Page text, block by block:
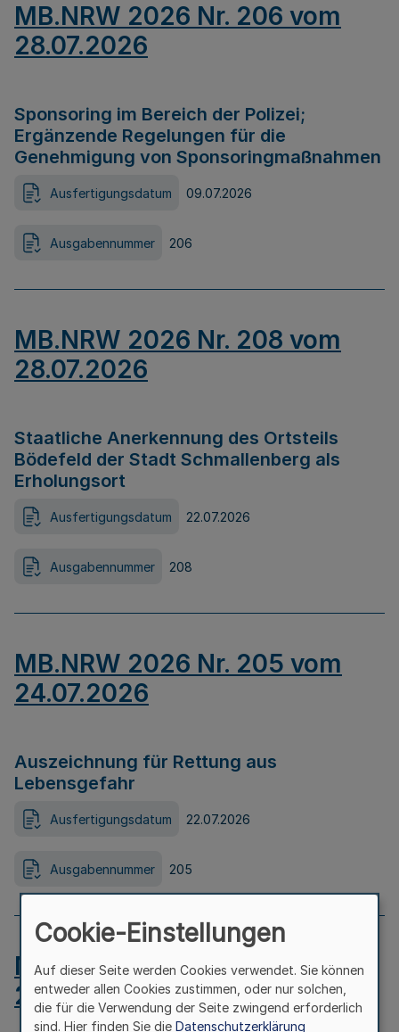
MB.NRW 2026 Nr. 206 vom
28.07.2026
Sponsoring im Bereich der Polizei;
Ergänzende Regelungen für die
Genehmigung von Sponsoringmaßnahmen
Ausfertigungsdatum 09.07.2026
Ausgabennummer 206
MB.NRW 2026 Nr. 208 vom
28.07.2026
Staatliche Anerkennung des Ortsteils
Bödefeld der Stadt Schmallenberg als
Erholungsort
Ausfertigungsdatum 22.07.2026
Ausgabennummer 208
MB.NRW 2026 Nr. 205 vom
24.07.2026
Auszeichnung für Rettung aus
Lebensgefahr
Ausfertigungsdatum 22.07.2026
Ausgabennummer 205
MB.NRW 2026 Nr. 204 vom
24.07.2026
Cookie-Einstellungen
Auf dieser Seite werden Cookies verwendet. Sie können
entweder allen Cookies zustimmen, oder nur solchen,
die für die Verwendung der Seite zwingend erforderlich
sind. Hier finden Sie die Datenschutzerklärung